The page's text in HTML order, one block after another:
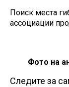
Поиск места
ассоциации
Фото на
Следите за